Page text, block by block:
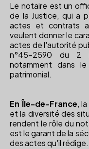
Le notaire est un
de la Justice, qui a
actes et contrats
veulent donner le
actes de l'autorité
n°45-2590 du 2
notamment dans le
patrimonial.
En Île-de-France,
et la diversité des
rendent le rôle du
est le garant de la
des actes qu'il rédige.